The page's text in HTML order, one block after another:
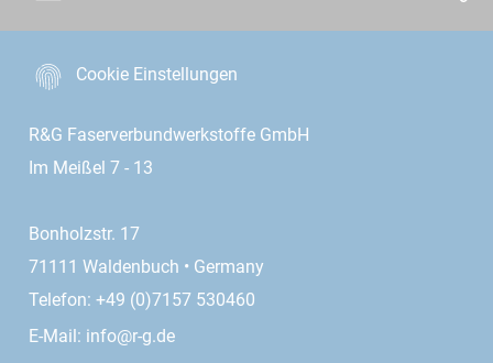
Cookie Einstellungen
R&G Faserverbundwerkstoffe GmbH
Im Meißel 7 - 13
Bonholzstr. 17
71111 Waldenbuch • Germany
Telefon: +49 (0)7157 530460
E-Mail: info@r-g.de